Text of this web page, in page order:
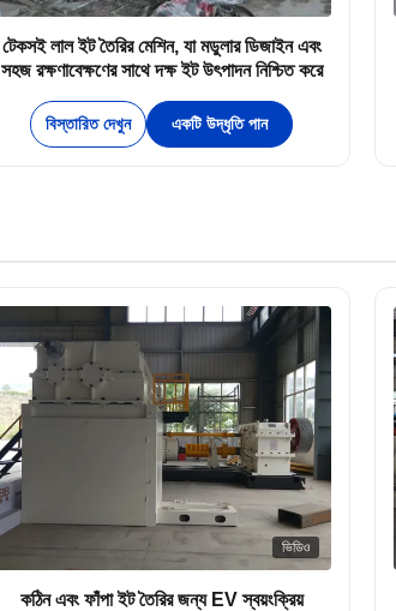
টেকসই লাল ইট তৈরির মেশিন, যা মডুলার ডিজাইন এবং
সহজ রক্ষণাবেক্ষণের সাথে দক্ষ ইট উৎপাদন নিশ্চিত করে
বিস্তারিত দেখুন একটি উদ্ধৃতি পান
ভিডিও
কঠিন এবং ফাঁপা ইট তৈরির জন্য EV স্বয়ংক্রিয়